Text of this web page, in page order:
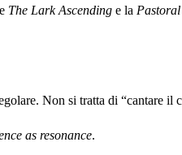
The Lark Ascending e la
Non si tratta di “cantare il
as resonance.